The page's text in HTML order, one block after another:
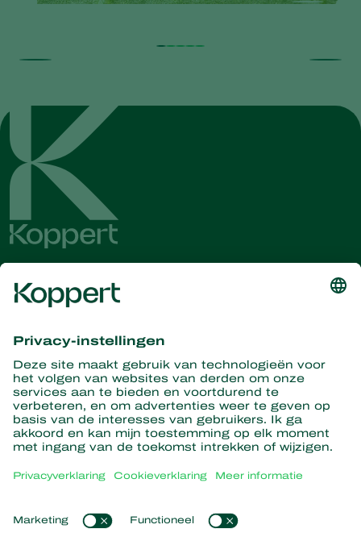
Ontvang het laatste nieuws en
informatie
Hier aanmelden
Partners with Nature
Roofmijten
Roofinsecten
Nuttige nematoden
Over Koppert
Nieuws en informatie
Populaire links